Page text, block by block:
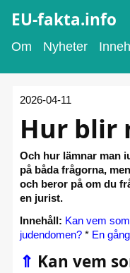
EU-fakta.info
Om Nyheter
2026-04-11
Hur blir
Och hur lämnar man
på båda frågorna,
och beror på om du
en jurist.
Innehåll: Kan vem
judendomen? * En
⇑ Kan vem